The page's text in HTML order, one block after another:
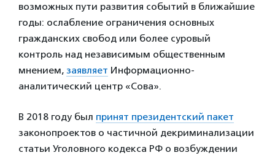
возможных пути развития событий в ближайшие
годы: ослабление ограничения основных
гражданских свобод или более суровый
контроль над независимым общественным
мнением, заявляет Информационно-
аналитический центр «Сова».
В 2018 году был принят президентский пакет
законопроектов о частичной декриминализации
статьи Уголовного кодекса РФ о возбуждении